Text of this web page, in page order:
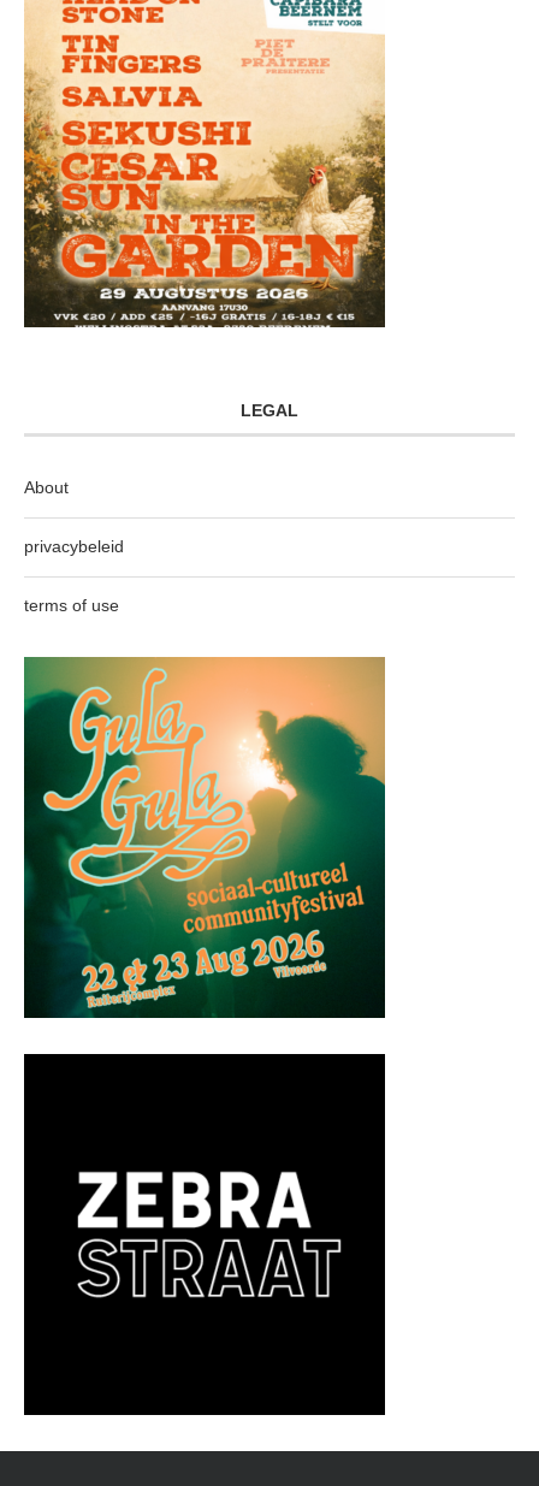
LEGAL
About
privacybeleid
terms of use